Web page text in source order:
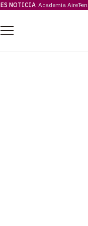
ES NOTICIA Academia Aire
Menú